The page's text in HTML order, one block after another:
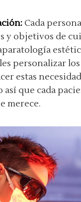
Cada
y objetivos de
personalizar
estas
así que cada
merece.